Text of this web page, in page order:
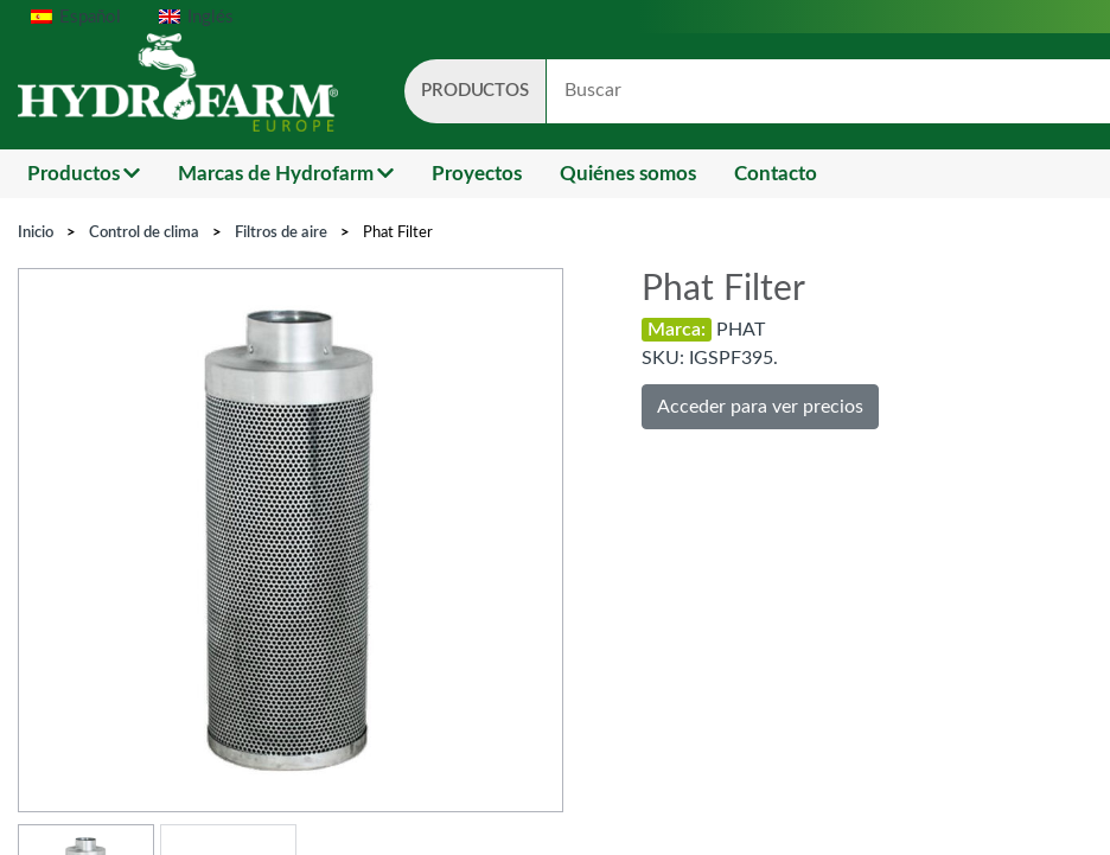
Español Inglés
Search
PRODUCTOS
Productos Marcas de Hydrofarm Proyectos Quiénes somos Contacto
Inicio > Control de clima > Filtros de aire > Phat Filter
Phat Filter
Marca:
PHAT
SKU: IGSPF395.
Acceder para ver precios